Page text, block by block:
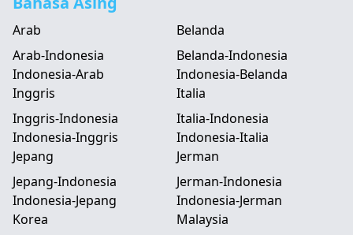
Arab
Arab-Indonesia
Indonesia-Arab
Belanda
Belanda-Indonesia
Indonesia-Belanda
Inggris
Inggris-Indonesia
Indonesia-Inggris
Italia
Italia-Indonesia
Indonesia-Italia
Jepang
Jepang-Indonesia
Indonesia-Jepang
Jerman
Jerman-Indonesia
Indonesia-Jerman
Korea
Malaysia